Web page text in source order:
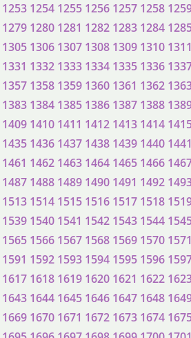
1253 1254 1255 1256 1257 1258
1279 1280 1281 1282 1283 1284
1305 1306 1307 1308 1309 1310 1311
1331 1332 1333 1334 1335 1336
1357 1358 1359 1360 1361 1362
1383 1384 1385 1386 1387 1388
1409 1410 1411 1412 1413 1414
1435 1436 1437 1438 1439 1440 1441
1461 1462 1463 1464 1465 1466
1487 1488 1489 1490 1491 1492
1513 1514 1515 1516 1517 1518
1539 1540 1541 1542 1543 1544
1565 1566 1567 1568 1569 1570 1571
1591 1592 1593 1594 1595 1596
1617 1618 1619 1620 1621 1622
1643 1644 1645 1646 1647 1648
1669 1670 1671 1672 1673 1674